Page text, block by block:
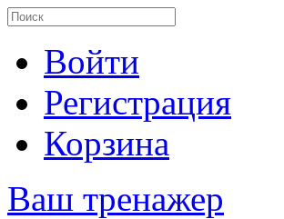
Войти
Регистрация
Корзина
Ваш тренажер